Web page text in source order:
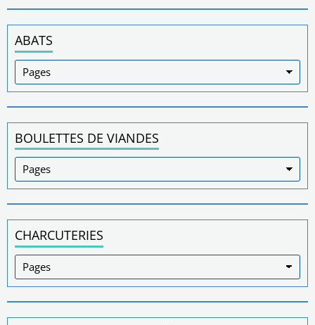
ABATS
BOULETTES DE VIANDES
CHARCUTERIES